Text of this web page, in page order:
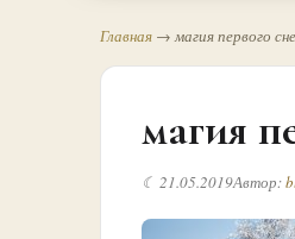
Главная → магия первого
магия
☾ 21.05.2019Автор: